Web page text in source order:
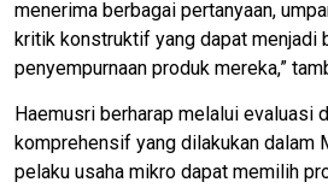
menerima berbagai pertanyaan,
kritik konstruktif yang dapat menjadi
penyempurnaan produk mereka,”
Haemusri berharap melalui evaluasi
komprehensif yang dilakukan dalam
pelaku usaha mikro dapat memilih